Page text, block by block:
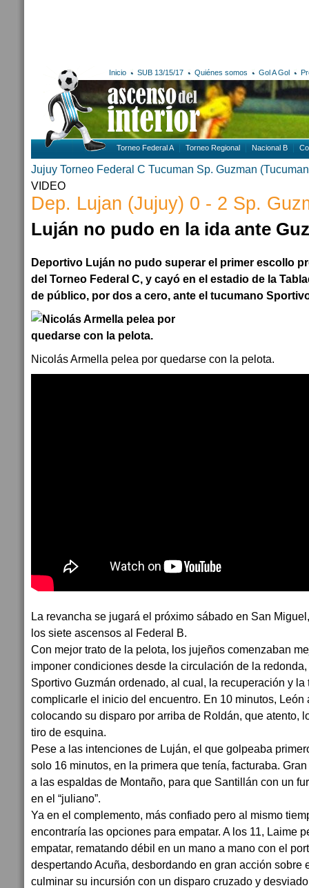
Inicio SUB 13/15/17 Quiénes somos Gol A Gol
Torneo Federal A Torneo Regional Nacional B
Jujuy Torneo Federal C Tucuman Sp. Guzman
VIDEO
Dep. Lujan (Jujuy) 0 - 2 Sp.
Luján no pudo en la ida ante
Deportivo Luján no pudo superar el primer escollo
del Torneo Federal C, y cayó en el estadio de la
de público, por dos a cero, ante el tucumano
Nicolás Armella pelea por quedarse con la pelota.
La revancha se jugará el próximo sábado en San
los siete ascensos al Federal B.
Con mejor trato de la pelota, los jujeños comenzaban
imponer condiciones desde la circulación de la
Sportivo Guzmán ordenado, al cual, la recuperación y
complicarle el inicio del encuentro. En 10 minutos,
colocando su disparo por arriba de Roldán, que atento,
tiro de esquina.
Pese a las intenciones de Luján, el que golpeaba
solo 16 minutos, en la primera que tenía, facturaba.
a las espaldas de Montaño, para que Santillán con un
en el “juliano”.
Ya en el complemento, más confiado pero al mismo
encontraría las opciones para empatar. A los 11, Laime
empatar, rematando débil en un mano a mano con el
despertando Acuña, desbordando en gran acción sobre
culminar su incursión con un disparo cruzado y